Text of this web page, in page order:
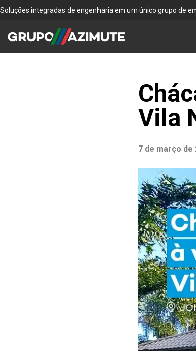
Soluções integradas de engenharia em um único grupo de
Vila
7 de março de